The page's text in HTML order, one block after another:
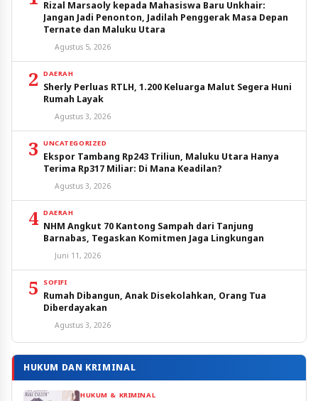
Rizal Marsaoly kepada Mahasiswa Baru Unkhair:
Jangan Jadi Penonton, Jadilah Penggerak Masa Depan
Ternate dan Maluku Utara
Agustus 5, 2026
2 DAERAH
Sherly Perluas RTLH, 1.200 Keluarga Malut Segera Huni
Rumah Layak
Agustus 3, 2026
3 UNCATEGORIZED
Ekspor Tambang Rp243 Triliun, Maluku Utara Hanya
Terima Rp317 Miliar: Di Mana Keadilan?
Agustus 3, 2026
4 DAERAH
NHM Angkut 70 Kantong Sampah dari Tanjung
Barnabas, Tegaskan Komitmen Jaga Lingkungan
Juni 11, 2026
5 SOFIFI
Rumah Dibangun, Anak Disekolahkan, Orang Tua
Diberdayakan
Agustus 3, 2026
HUKUM DAN KRIMINAL
HUKUM & KRIMINAL